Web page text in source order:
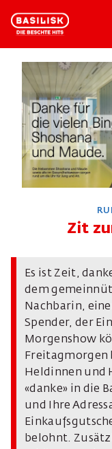
Zit
Es ist Zeit,
dem
Nachbarin,
Spender, der
Morgenshow
Freitagmorgen
Heldinnen und
«danke» in die
und Ihre
belohnt.